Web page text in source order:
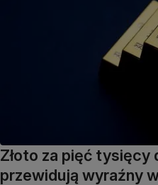
Złoto za pięć
przewidują wyraźny